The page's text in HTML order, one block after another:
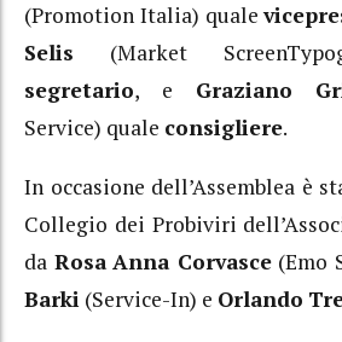
(Promotion Italia) quale
Selis (Market
segretario, e Graziano
Service) quale consigliere.
In occasione dell’Assemblea è
Collegio dei Probiviri
da Rosa Anna Corvasce(Emo
Barki (Service-In) e Orlando